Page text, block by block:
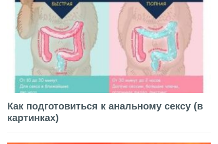
Как подготовиться к анальному сексу (в
картинках)